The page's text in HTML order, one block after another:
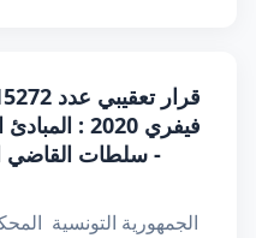
فيفري 2020 :
- سلطات القاضي
الجمهورية التونسية